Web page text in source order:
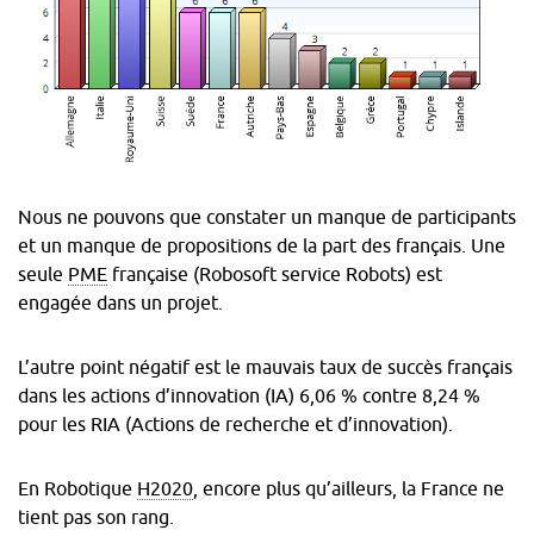
Pays
de
participants
Allemagne
Royaume-
Uni
12
Suisse 11
Suède 11
Pays-
Bas
10
Autriche 7
Portugal3
Belgique2
Valeurs
nombre
projets
par
pays à
ICT23
Nombre
Nous ne pouvons que constater un manque de participants
et un manque de propositions de la part des français. Une
seule PME française (Robosoft service Robots) est
engagée dans un projet.
L’autre point négatif est le mauvais taux de succès français
dans les actions d’innovation (IA) 6,06 % contre 8,24 %
pour les RIA (Actions de recherche et d’innovation).
En Robotique H2020 , encore plus qu’ailleurs, la France ne
tient pas son rang.